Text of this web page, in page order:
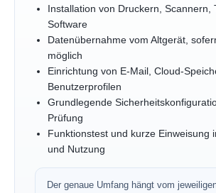
Installation von Druckern, Scannern,
Software
Datenübernahme vom Altgerät,
möglich
Einrichtung von E-Mail, Cloud-
Benutzerprofilen
Grundlegende
Prüfung
Funktionstest und kurze Einweisung
und Nutzung
Der genaue Umfang hängt vom